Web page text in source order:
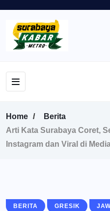
Home
Berita
Arti Kata Surabaya Coret,
Instagram dan Viral di
BERITA GRESIK